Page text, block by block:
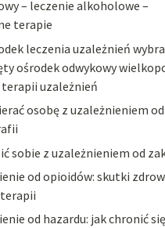
– leczenie alkoholowe –
terapie
leczenia uzależnień
ośrodek odwykowy
uzależnień
osobę z uzależnieniem od
sobie z uzależnieniem od
od opioidów: skutki
od hazardu: jak chronić